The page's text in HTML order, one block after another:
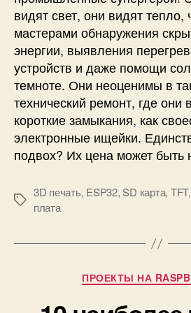
видят свет, они видят тепло,
мастерами обнаружения
энергии, выявления
устройств и даже помощи
темноте. Они неоценимы в
технический ремонт, где
короткие замыкания, как
электронные ищейки.
подвох? Их цена может
М
к
3D печать, ESP32,SD карта, TFT,
плата
Р
у
б
ПРОЕКТЫ НА